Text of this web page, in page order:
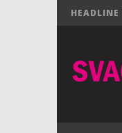
HEADLINE